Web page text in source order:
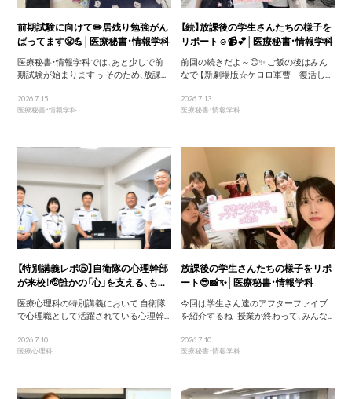
前期試験に向けて✏️居残り勉強がん
ばってます😤💪│医療秘書・情報学科
医療秘書・情報学科では、あと少しで前
期試験が始まりますっ そのため、放課...
2026.7.15
医療秘書・情報学科
【続】放課後の学生さんたちの様子を
リポート☺️📹💕│医療秘書・情報学科
前回の続きだよ～😊✨ ご飯の後はみん
なで 【新劇場版☆ケロロ軍曹 復活し...
2026.7.13
医療秘書・情報学科
【特別講義レポ⑤】自衛隊の心理幹部
が来校！🫡誰かの「心」を支える、も...
医療心理科の特別講義において 自衛隊
で心理職として活躍されている心理幹...
2026.7.10
医療心理科
放課後の学生さんたちの様子をリポ
ート😎📸✨│医療秘書・情報学科
今回は学生さん達のアフターファイブ
を紹介するね 授業が終わって、みんな...
2026.7.10
医療秘書・情報学科